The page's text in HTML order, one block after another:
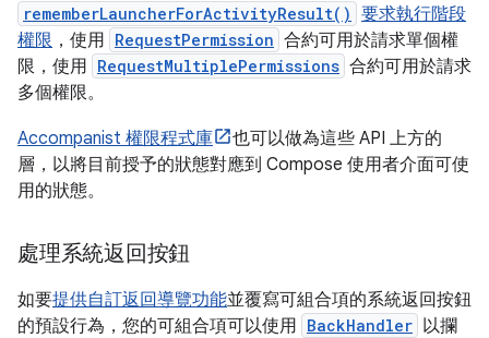
rememberLauncherForActivityResult() 要求執行階段
權限 ，使用 RequestPermission 合約可用於請求單個權
限，使用 RequestMultiplePermissions 合約可用於請求
多個權限。
Accompanist 權限程式庫
也可以做為這些 API 上方的
層，以將目前授予的狀態對應到 Compose 使用者介面可使
用的狀態。
處理系統返回按鈕
如要提供自訂返回導覽功能並覆寫可組合項的系統返回按鈕
的預設行為，您的可組合項可以使用 BackHandler 以攔